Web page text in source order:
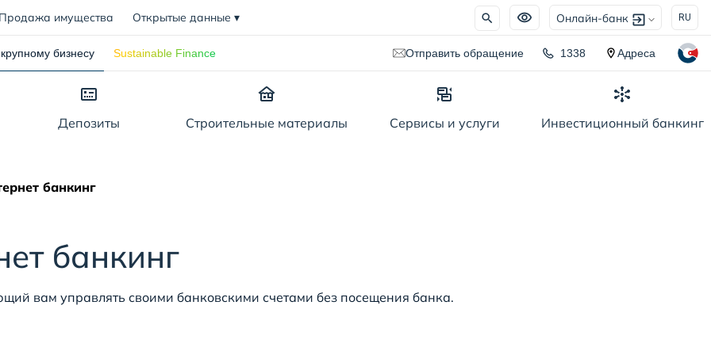
Продажа имущества Открытые данные ▾ Онлайн-банк RU
бизнесу Sustainable Finance Отправить обращение 1338 Адреса
Депозиты Строительные материалы Сервисы и услуги Инвестиционный банкинг
банкинг
банкинг
вам управлять своими банковскими счетами без посещения банка.